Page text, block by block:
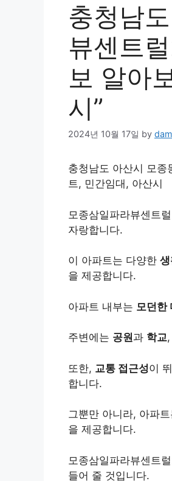
충청남
뷰센트
보 알아
시”
2024년 10월 17일 by
충청남도 아산시 모
트, 민간임대, 아산시
모종삼일파라뷰센트
자랑합니다.
이 아파트는 다양한 생
을 제공합니다.
아파트 내부는 모던한
주변에는 공원과 학교,
또한, 교통 접근성이
합니다.
그뿐만 아니라, 아파트
을 제공합니다.
모종삼일파라뷰센트
들어 줄 것입니다.